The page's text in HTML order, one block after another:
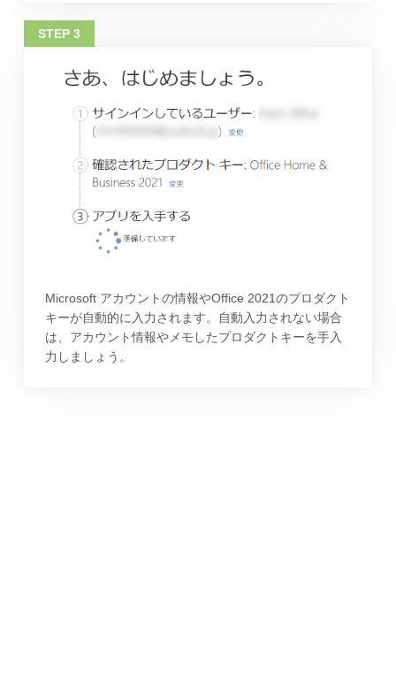
Microsoft アカウントの情報やOffice 2021のプロダクト
キーが自動的に入力されます。自動入力されない場合
は、アカウント情報やメモしたプロダクトキーを手入
力しましょう。